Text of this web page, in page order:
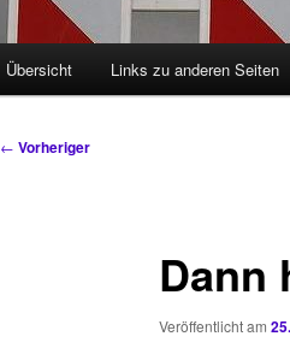
Übersicht Links zu anderen Seiten
Beitragsnavigation
← Vorheriger
Dann
Veröffentlicht am